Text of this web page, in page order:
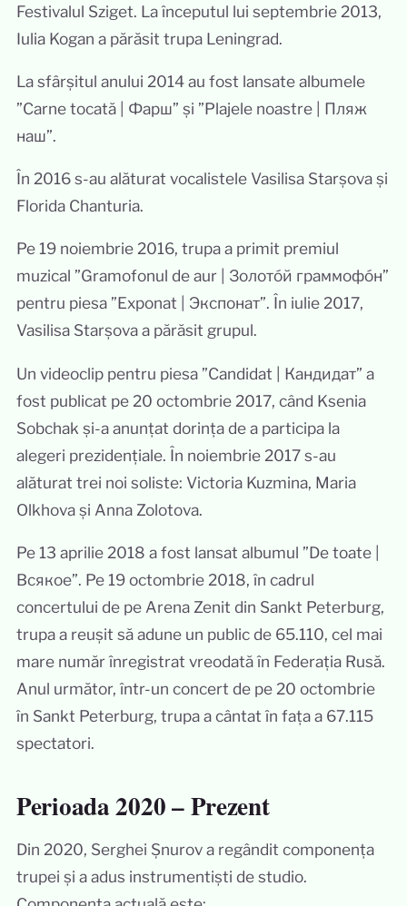
Festivalul Sziget. La începutul lui septembrie 2013,
Iulia Kogan a părăsit trupa Leningrad.
La sfârșitul anului 2014 au fost lansate albumele
”Carne tocată | Фарш” și ”Plajele noastre | Пляж
наш”.
În 2016 s-au alăturat vocalistele Vasilisa Starșova și
Florida Chanturia.
Pe 19 noiembrie 2016, trupa a primit premiul
muzical ”Gramofonul de aur | Золото́й граммофо́н”
pentru piesa ”Exponat | Экспонат”. În iulie 2017,
Vasilisa Starșova a părăsit grupul.
Un videoclip pentru piesa ”Candidat | Кандидат” a
fost publicat pe 20 octombrie 2017, când Ksenia
Sobchak și-a anunțat dorința de a participa la
alegeri prezidențiale. În noiembrie 2017 s-au
alăturat trei noi soliste: Victoria Kuzmina, Maria
Olkhova și Anna Zolotova.
Pe 13 aprilie 2018 a fost lansat albumul ”De toate |
Всякое”. Pe 19 octombrie 2018, în cadrul
concertului de pe Arena Zenit din Sankt Peterburg,
trupa a reușit să adune un public de 65.110, cel mai
mare număr înregistrat vreodată în Federația Rusă.
Anul următor, într-un concert de pe 20 octombrie
în Sankt Peterburg, trupa a cântat în fața a 67.115
spectatori.
Perioada 2020 – Prezent
Din 2020, Serghei Șnurov a regândit componența
trupei și a adus instrumentiști de studio.